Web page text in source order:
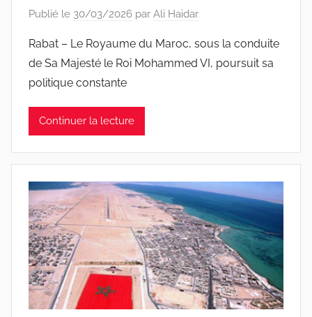
Publié le 30/03/2026 par Ali Haidar
Rabat – Le Royaume du Maroc, sous la conduite
de Sa Majesté le Roi Mohammed VI, poursuit sa
politique constante
Continuer la lecture